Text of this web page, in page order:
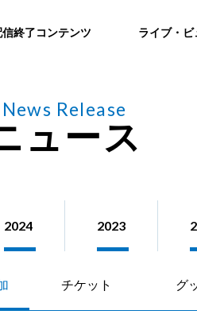
終了コンテンツ ライブ・
News Release
ュース
2024 2023
チケット グ